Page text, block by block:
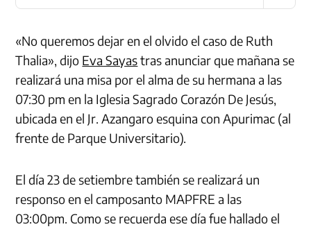
«No queremos dejar en el olvido el caso de Ruth
Thalia», dijo Eva Sayastras anunciar que mañana se
realizará una misa por el alma de su hermana a las
07:30 pm en la Iglesia Sagrado Corazón De Jesús,
ubicada en el Jr. Azangaro esquina con Apurimac (al
frente de Parque Universitario).
El día 23 de setiembre también se realizará un
responso en el camposanto MAPFRE a las
03:00pm. Como se recuerda ese día fue hallado el